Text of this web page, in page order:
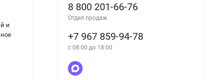
и
СП 291.1325800.2017. Свод правил.
армированные. Правила проектирования
8 800 201-66-76
Отдел продаж
+7 967 859-94-78
с 08:00 до 18:00